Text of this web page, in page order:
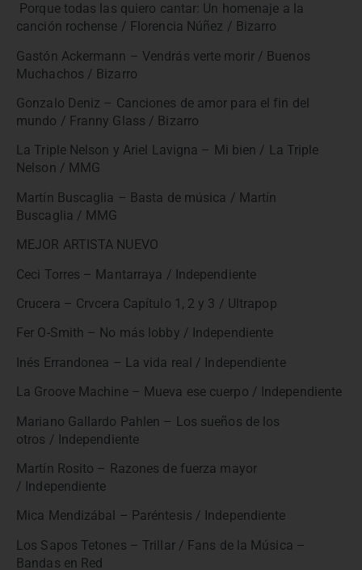
Porque todas las quiero cantar: Un homenaje a la
canción rochense / Florencia Núñez / Bizarro
Gastón Ackermann – Vendrás verte morir / Buenos
Muchachos / Bizarro
Gonzalo Deniz – Canciones de amor para el fin del
mundo / Franny Glass / Bizarro
La Triple Nelson y Ariel Lavigna – Mi bien / La Triple
Nelson / MMG
Martín Buscaglia – Basta de música / Martín
Buscaglia / MMG
MEJOR ARTISTA NUEVO
Ceci Torres – Mantarraya / Independiente
Crucera – Crvcera Capítulo 1, 2 y 3 / Ultrapop
Fer O-Smith – No más lobby / Independiente
Inés Errandonea – La vida real / Independiente
La Groove Machine – Mueva ese cuerpo / Independiente
Mariano Gallardo Pahlen – Los sueños de los
otros / Independiente
Martín Rosito – Razones de fuerza mayor
/ Independiente
Mica Mendizábal – Paréntesis / Independiente
Los Sapos Tetones – Trillar / Fans de la Música –
Bandas en Red